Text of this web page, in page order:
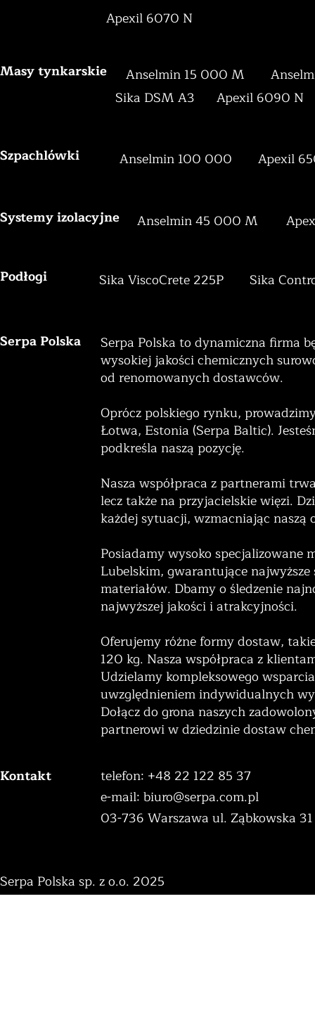
Apexil 6070 N
Masy tynkarskie Anselmin 15 000 M
Sika DSM A3
Apexil 6090 N
Szpachlówki Anselmin 100 000 Apexil
Systemy izolacyjne Anselmin 45 000 M
Podłogi Sika ViscoCrete 225P Sika
Serpa Polska
Serpa Polska to dynamiczna firma
wysokiej jakości chemicznych
od renomowanych dostawców.
Oprócz polskiego rynku,
Łotwa, Estonia (Serpa Baltic).
podkreśla naszą pozycję.
Nasza współpraca z partnerami
lecz także na przyjacielskie więzi.
każdej sytuacji, wzmacniając naszą
Posiadamy wysoko specjalizowane
Lubelskim, gwarantujące
materiałów. Dbamy o śledzenie
najwyższej jakości i atrakcyjności.
Oferujemy różne formy dostaw,
120 kg. Nasza współpraca z
Udzielamy kompleksowego
uwzględnieniem indywidualnych
Dołącz do grona naszych
partnerowi w dziedzinie dostaw
Kontakt
telefon: +48 22 122 85 37
e-mail: biuro@serpa.com.pl
03-736 Warszawa ul. Ząbkowska
Serpa Polska sp. z o.o. 2025